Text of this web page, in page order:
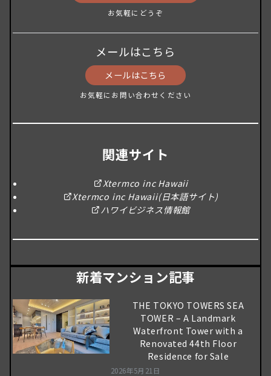
お気軽にどうぞ
メールはこちら
メールはこちら
お気軽にお問い合わせください
関連サイト
Xtermco inc Hawaii
Xtermco inc Hawaii(日本語サイト)
ハワイビジネス情報館
新着マンション記事
THE TOKYO TOWERS SEA
TOWER – A Landmark
Waterfront Tower with a
Renovated 44th Floor
Residence for Sale
2026年5月21日